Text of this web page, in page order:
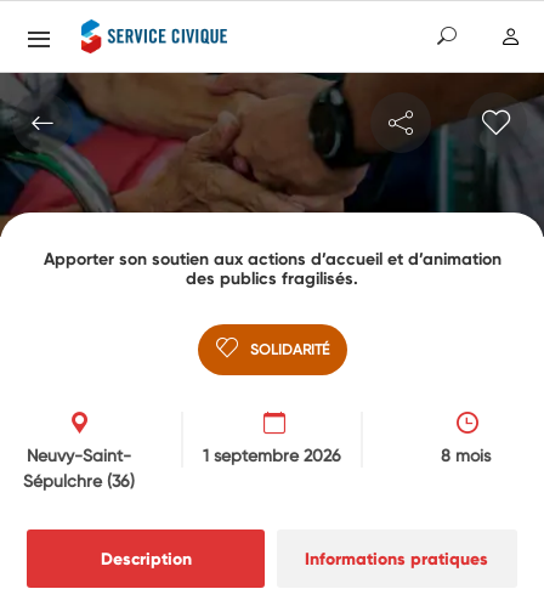
Apporter son soutien aux actions d’accueil et d’animation
des publics fragilisés.
SOLIDARITÉ
Neuvy-Saint-
Sépulchre(36)
1 septembre 2026 8 mois
Description Informations pratiques